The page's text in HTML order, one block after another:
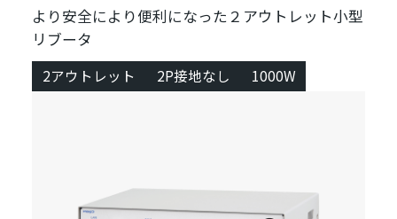
より安全により便利になった２アウトレット小型
リブータ
2アウトレット 2P接地なし 1000W